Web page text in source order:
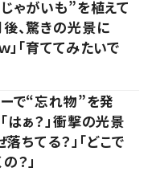
ゃがいも”を植えて
、驚きの光景に
」「育ててみたいで
で“忘れ物”を発
ぁ？」衝撃の光景
落ちてる？」「どこで
？」